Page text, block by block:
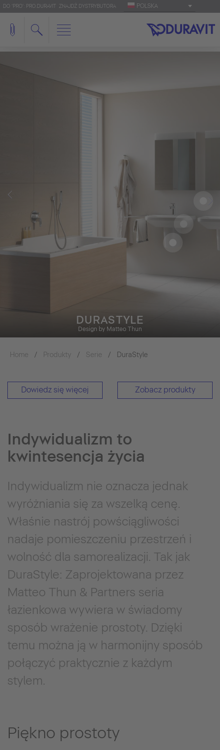
DO 'PRO': PRO.DURAVIT ZNAJDŹ DYSTRYBUTORA POLSKA
DURASTYLE
Design by Matteo Thun
Home Produkty Serie DuraStyle
Dowiedz się więcej Zobacz produkty
Indywidualizm to
kwintesencja życia
Indywidualizm nie oznacza jednak
wyróżniania się za wszelką cenę.
Właśnie nastrój powściągliwości
nadaje pomieszczeniu przestrzeń i
wolność dla samorealizacji. Tak jak
DuraStyle: Zaprojektowana przez
Matteo Thun & Partners seria
łazienkowa wywiera w świadomy
sposób wrażenie prostoty. Dzięki
temu można ją w harmonijny sposób
połączyć praktycznie z każdym
stylem.
Piękno prostoty